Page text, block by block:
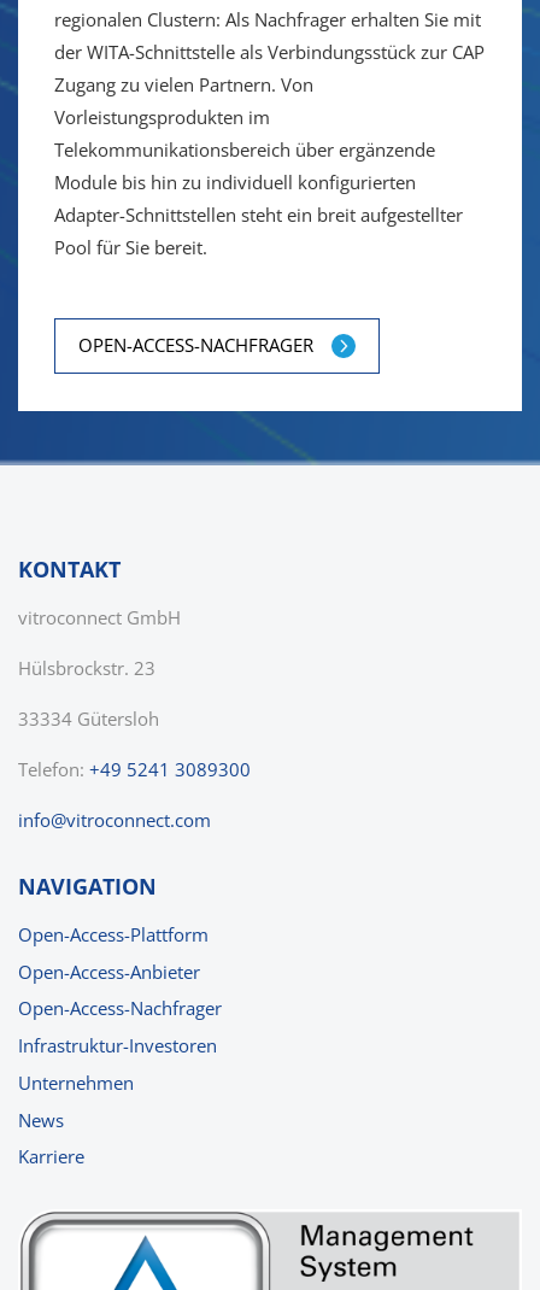
regionalen Clustern: Als Nachfrager erhalten Sie mit
der WITA-Schnittstelle als Verbindungsstück zur CAP
Zugang zu vielen Partnern. Von
Vorleistungsprodukten im
Telekommunikationsbereich über ergänzende
Module bis hin zu individuell konfigurierten
Adapter-Schnittstellen steht ein breit aufgestellter
Pool für Sie bereit.
OPEN-ACCESS-NACHFRAGER
KONTAKT
vitroconnect GmbH
Hülsbrockstr. 23
33334 Gütersloh
Telefon: +49 5241 3089300
nf v tr c nn ct c m
NAVIGATION
Open-Access-Plattform
Open-Access-Anbieter
Open-Access-Nachfrager
Infrastruktur-Investoren
Unternehmen
News
Karriere